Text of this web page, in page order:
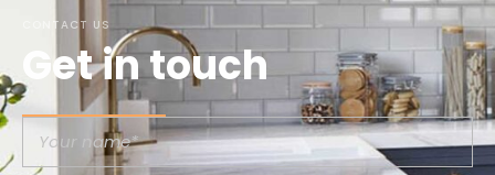
CONTACT US
Get in touch